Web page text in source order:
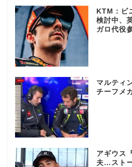
KTM：ビ
検討中、
ガロ代役
マルティ
チーフメ
アギウス
夫…スト